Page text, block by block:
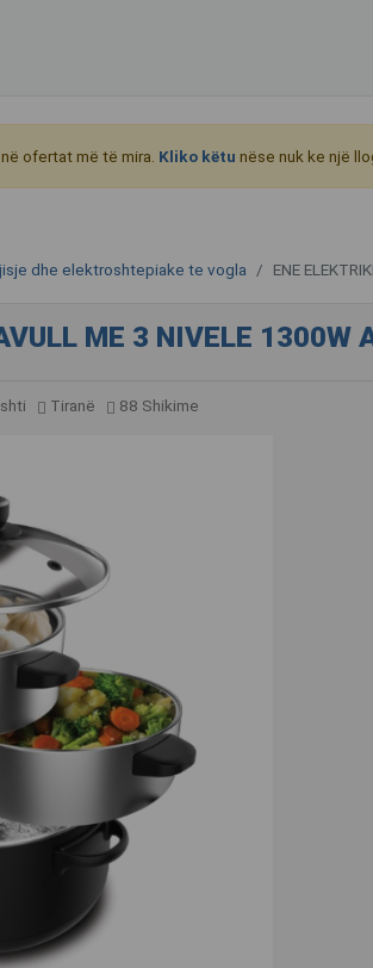
ofertat më të mira. Kliko këtu nëse nuk ke një
dhe elektroshtepiake te vogla ENE
ME 3 NIVELE
Tiranë 88 Shikime